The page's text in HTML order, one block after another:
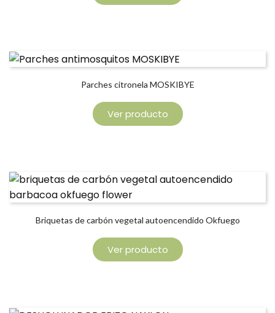
Parches citronela MOSKIBYE
Ver producto
Briquetas de carbón vegetal autoencendido Okfuego
Ver producto